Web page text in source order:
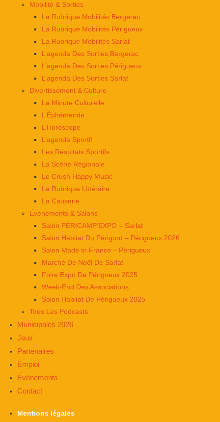
Mobilité & Sorties
La Rubrique Mobilités Bergerac
La Rubrique Mobilités Périgueux
La Rubrique Mobilités Sarlat
L’agenda Des Sorties Bergerac
L’agenda Des Sorties Périgueux
L’agenda Des Sorties Sarlat
Divertissement & Culture
La Minute Culturelle
L’Éphémeride
L’Horoscope
L’agenda Sportif
Les Résultats Sportifs
La Scène Régionale
Le Crush Happy Music
La Rubrique Littéraire
La Causerie
Événements & Salons
Salon PÉRICAMP’EXPO – Sarlat
Salon Habitat Du Périgord – Périgueux 2026
Salon Made In France – Périgueux
Marché De Noël De Sarlat
Foire Expo De Périgueux 2025
Week-End Des Associations
Salon Habitat De Périgueux 2025
Tous Les Podcasts
Municipales 2026
Jeux
Partenaires
Emploi
Évènements
Contact
Mentions légales